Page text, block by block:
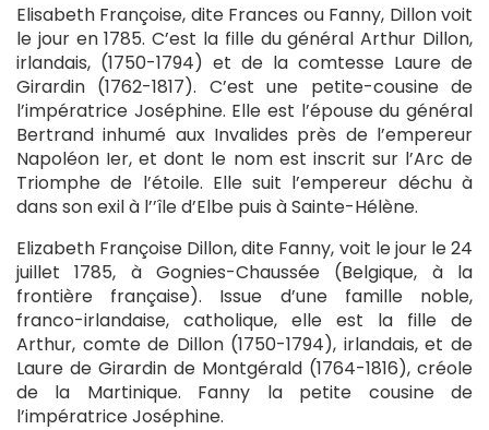
Elisabeth Françoise, dite Frances ou Fanny, Dillon voit
le jour en 1785. C’est la fille du général Arthur Dillon,
irlandais, (1750-1794) et de la comtesse Laure de
Girardin (1762-1817). C’est une petite-cousine de
l’impératrice Joséphine. Elle est l’épouse du général
Bertrand inhumé aux Invalides près de l’empereur
Napoléon Ier, et dont le nom est inscrit sur l’Arc de
Triomphe de l’étoile. Elle suit l’empereur déchu à
dans son exil à l’’île d’Elbe puis à Sainte-Hélène.
Elizabeth Françoise Dillon, dite Fanny, voit le jour le 24
juillet 1785, à Gognies-Chaussée (Belgique, à la
frontière française). Issue d’une famille noble,
franco-irlandaise, catholique, elle est la fille de
Arthur, comte de Dillon (1750-1794), irlandais, et de
Laure de Girardin de Montgérald (1764-1816), créole
de la Martinique. Fanny la petite cousine de
l’impératrice Joséphine.